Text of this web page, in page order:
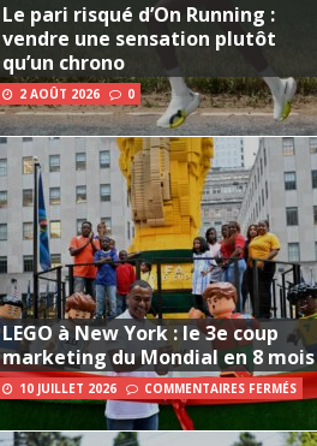
Le pari risqué d’On Running :
vendre une sensation plutôt
qu’un chrono
2 AOÛT 2026 0
LEGO à New York : le 3e coup
marketing du Mondial en 8 mois
10 JUILLET 2026 COMMENTAIRES FERMÉS